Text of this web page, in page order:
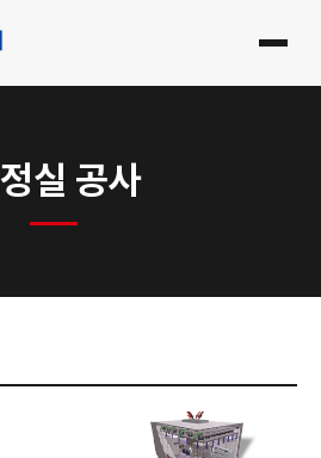
실 공사